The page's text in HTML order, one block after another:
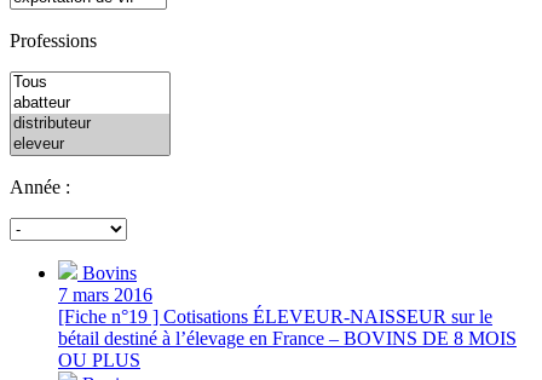
Professions
Année :
Bovins
7 mars 2016
[Fiche n°19 ] Cotisations ÉLEVEUR-NAISSEUR sur le
bétail destiné à l’élevage en France – BOVINS DE 8 MOIS
OU PLUS